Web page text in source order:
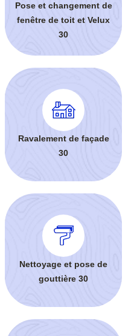
Pose et changement de
fenêtre de toit et Velux
30
Ravalement de façade
30
Nettoyage et pose de
gouttière 30